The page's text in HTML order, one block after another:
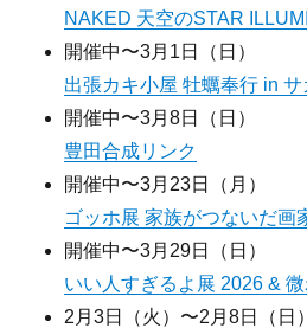
NAKED 天空のSTAR
開催中〜3月1日（日）
出張カキ小屋 牡蠣奉行 in サ
開催中〜3月8日（日）
豊田合成リンク
開催中〜3月23日（月）
ゴッホ展 家族がつないだ画
開催中〜3月29日（日）
いい人すぎるよ展 2026 &
2月3日（火）〜2月8日（日）